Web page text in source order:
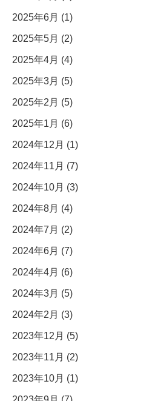
2025年6月 (1)
2025年5月 (2)
2025年4月 (4)
2025年3月 (5)
2025年2月 (5)
2025年1月 (6)
2024年12月 (1)
2024年11月 (7)
2024年10月 (3)
2024年8月 (4)
2024年7月 (2)
2024年6月 (7)
2024年4月 (6)
2024年3月 (5)
2024年2月 (3)
2023年12月 (5)
2023年11月 (2)
2023年10月 (1)